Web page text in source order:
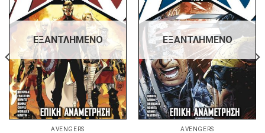
Πρόσθήκη
στην λίστα
επιθυμιών
ΕΞΑΝΤΛΗΜΈΝΟ
AVENGERS
Πρόσθήκη
στην λίστα
επιθυμιών
ΕΞΑΝΤΛΗΜΈΝΟ
AVENGERS